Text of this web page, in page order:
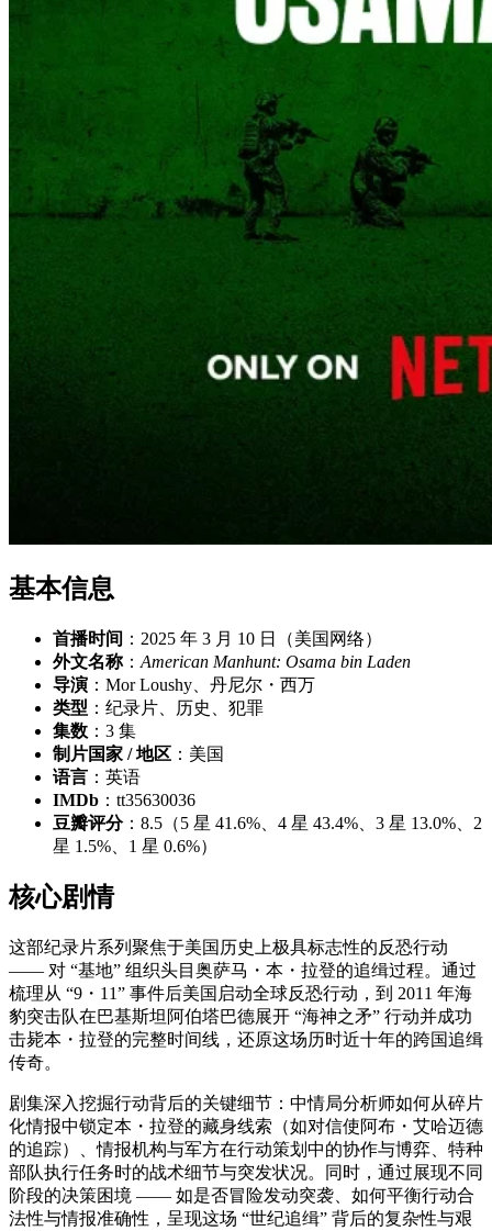
基本信息
首播时间 ：2025 年 3 月 10 日（美国网络）
外文名称： American Manhunt: Osama bin Laden
导演 ：Mor Loushy、丹尼尔・西万
类型 ：纪录片、历史、犯罪
集数 ：3 集
制片国家 / 地区 ：美国
语言 ：英语
IMDb ：tt35630036
豆瓣评分：8.5（5 星 41.6%、4 星 43.4%、3 星 13.0%、2
星 1.5%、1 星 0.6%）
核心剧情
这部纪录片系列聚焦于美国历史上极具标志性的反恐行动
—— 对 “基地” 组织头目奥萨马・本・拉登的追缉过程。通过
梳理从 “9・11” 事件后美国启动全球反恐行动，到 2011 年海
豹突击队在巴基斯坦阿伯塔巴德展开 “海神之矛” 行动并成功
击毙本・拉登的完整时间线，还原这场历时近十年的跨国追缉
传奇。
剧集深入挖掘行动背后的关键细节：中情局分析师如何从碎片
化情报中锁定本・拉登的藏身线索（如对信使阿布・艾哈迈德
的追踪）、情报机构与军方在行动策划中的协作与博弈、特种
部队执行任务时的战术细节与突发状况。同时，通过展现不同
阶段的决策困境 —— 如是否冒险发动突袭、如何平衡行动合
法性与情报准确性，呈现这场 “世纪追缉” 背后的复杂性与艰